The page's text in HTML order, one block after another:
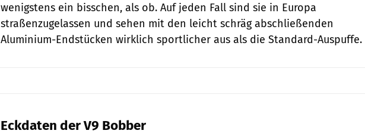
wenigstens ein bisschen, als ob. Auf jeden Fall sind sie in Europa
straßenzugelassen und sehen mit den leicht schräg abschließenden
Aluminium-Endstücken wirklich sportlicher aus als die Standard-Auspuffe.
Eckdaten der V9 Bobber